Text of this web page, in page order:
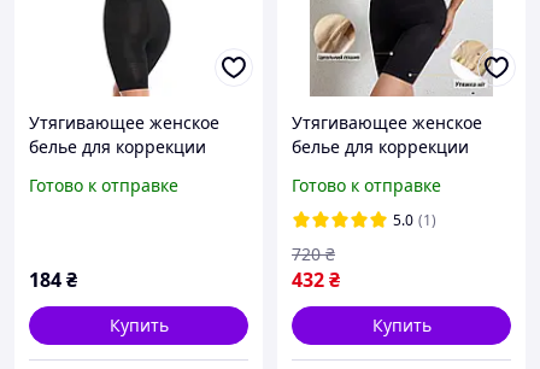
Утягивающее женское
белье для коррекции
бандаж размер ХХХL цвет
Готово к отправке
184₴
Купить
Утягивающее женское
белье для коррекции
бандаж, корсет , шортики
для утяжки живота
Готово к отправке
5.0 (1)
432₴
720 ₴
Купить